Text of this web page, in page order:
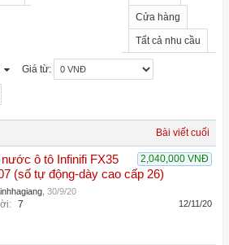
Cửa hàng
Tất cả nhu cầu
Giá từ:
Bài viết cuối
2,040,000 VNĐ
nước ô tô Infinifi FX35
(số tự động-dày cao cấp 26)
30/9/20
7 12/11/20